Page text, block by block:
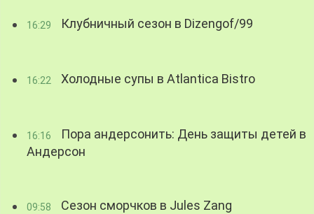
16:29 Клубничный сезон в Dizengof/99
16:22 Холодные супы в Atlantica Bistro
16:16
Пора андерсонить: День защиты детей в
Андерсон
09:58 Сезон сморчков в Jules Zang